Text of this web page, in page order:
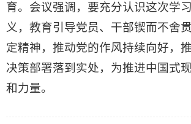
育。会议强调，要充分认识这次学
义，教育引导党员、干部锲而不舍
定精神，推动党的作风持续向好，
决策部署落到实处，为推进中国式
和力量。